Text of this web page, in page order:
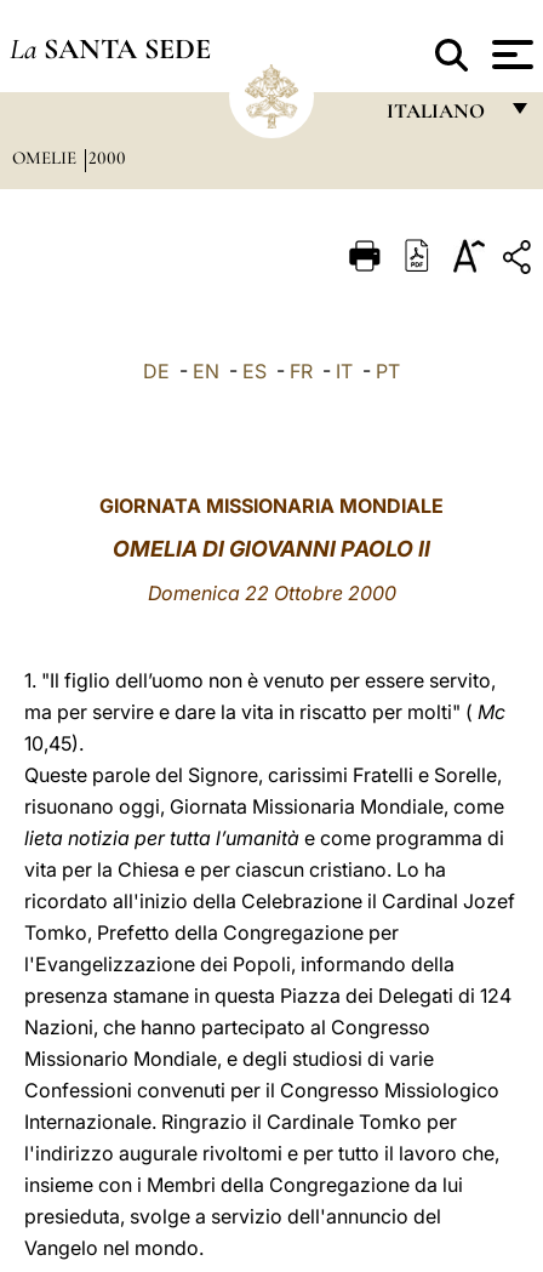
La SANTA SEDE
ITALIANO
ITALIANO
中文
LATINE
OMELIE 2000
DE - EN - ES - FR - IT - PT
GIORNATA MISSIONARIA MONDIALE
OMELIA DI GIOVANNI PAOLO II
Domenica 22 Ottobre 2000
1. "Il figlio dell’uomo non è venuto per essere servito,
ma per servire e dare la vita in riscatto per molti" ( Mc
10,45).
Queste parole del Signore, carissimi Fratelli e Sorelle,
risuonano oggi, Giornata Missionaria Mondiale, come
lieta notizia per tutta l’umanità e come programma di
vita per la Chiesa e per ciascun cristiano. Lo ha
ricordato all'inizio della Celebrazione il Cardinal Jozef
Tomko, Prefetto della Congregazione per
l'Evangelizzazione dei Popoli, informando della
presenza stamane in questa Piazza dei Delegati di 124
Nazioni, che hanno partecipato al Congresso
Missionario Mondiale, e degli studiosi di varie
Confessioni convenuti per il Congresso Missiologico
Internazionale. Ringrazio il Cardinale Tomko per
l'indirizzo augurale rivoltomi e per tutto il lavoro che,
insieme con i Membri della Congregazione da lui
presieduta, svolge a servizio dell'annuncio del
Vangelo nel mondo.